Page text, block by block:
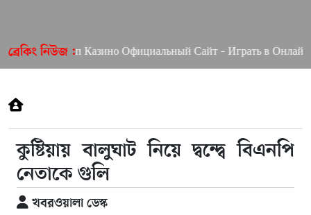
ব্রেকিং নিউজ :
Пин Ап Казино Официальный Сайт – Играть в Онлайн
কুষ্টিয়ায় বালুঘাট নিয়ে দ্বন্দ্বে বিএনপি
নেতাকে গুলি
খবরওয়ালা ডেস্ক